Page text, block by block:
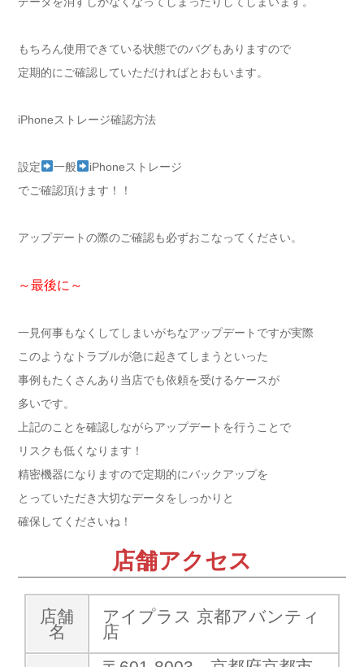
もちろん使用できている状態でのバグもありますので
定期的にご確認していただければとおもいます。
iPhoneストレージ確認方法
設定 一般
iPhoneストレージ
でご確認頂けます！！
アップデートの際のご確認も必ずおこなってください。
～最後に～
一見何事もなくしてしまいがちなアップデートですが実際
このようなトラブルが急に起きてしまうといった
事例もたくさんあり当店でも依頼を受けるケースが
多いです。
上記のことを確認しながらアップデートを行うことで
リスクも低くなります！
精密機器になりますので定期的にバックアップを
とっていただき大切なデータをしっかりと
確保してくださいね！
店舗アクセス
店舗
名
アイプラス 京都アバンティ
店